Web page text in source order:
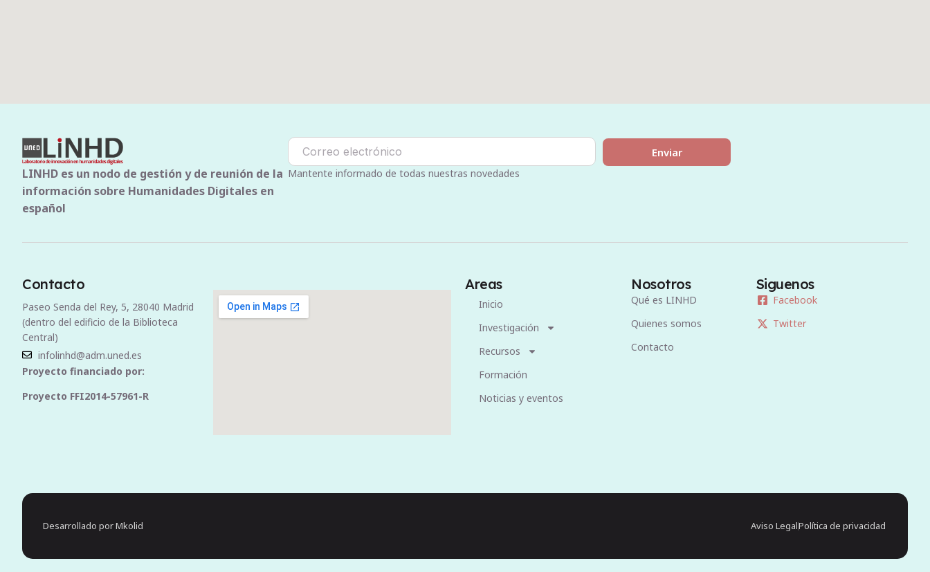
LINHD es un nodo de gestión y de reunión de la
información sobre Humanidades Digitales en
español
Enviar
Mantente informado de todas nuestras novedades
Contacto
Paseo Senda del Rey, 5, 28040 Madrid
(dentro del edificio de la Biblioteca
Central)
infolinhd@adm.uned.es
Proyecto financiado por:
Proyecto FFI2014-57961-R
Areas
Inicio
Investigación
Recursos
Formación
Noticias y eventos
Nosotros
Qué es LINHD
Quienes somos
Contacto
Siguenos
Facebook
Twitter
Desarrollado por Mkolid Aviso LegalPolítica de privacidad